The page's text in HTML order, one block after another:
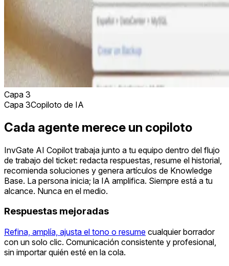
Capa 3
Capa 3Copiloto de IA
Cada agente merece un copiloto
InvGate AI Copilot trabaja junto a tu equipo dentro del flujo
de trabajo del ticket: redacta respuestas, resume el historial,
recomienda soluciones y genera artículos de Knowledge
Base. La persona inicia; la IA amplifica. Siempre está a tu
alcance. Nunca en el medio.
Respuestas mejoradas
Refina, amplía, ajusta el tono o resume cualquier borrador
con un solo clic. Comunicación consistente y profesional,
sin importar quién esté en la cola.